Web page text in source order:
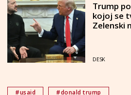
Trump
kojoj se
Zelenski
DESK
#usaid #donald trump